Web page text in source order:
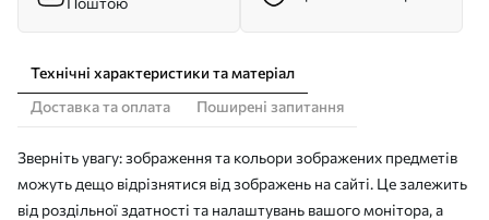
Технічні характеристики та матеріал
Доставка та оплата
Поширені запитання
Зверніть увагу: зображення та кольори зображених предметів
можуть дещо відрізнятися від зображень на сайті. Це залежить
від роздільної здатності та налаштувань вашого монітора, а